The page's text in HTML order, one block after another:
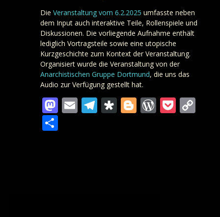
DieVeranstaltung vom 6.2.2025 umfasste neben
dem Input auch interaktive Teile, Rollenspiele und
Diskussionen. Die vorliegende Aufnahme enthält
lediglich Vortragsteile sowie eine utopische
Kurzgeschichte zum Kontext der Veranstaltung.
Organisiert wurde die Veranstaltung von der
Anarchistischen Gruppe Dortmund, die uns das
Audio zur Verfügung gestellt hat.
Mastodon
EmailTelegram
Diaspora
Blogger